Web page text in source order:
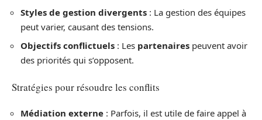
Styles de gestion divergents : La gestion des équipes
peut varier, causant des tensions.
Objectifs conflictuels : Les partenaires peuvent avoir
des priorités qui s’opposent.
Stratégies pour résoudre les conflits
Médiation externe : Parfois, il est utile de faire appel à